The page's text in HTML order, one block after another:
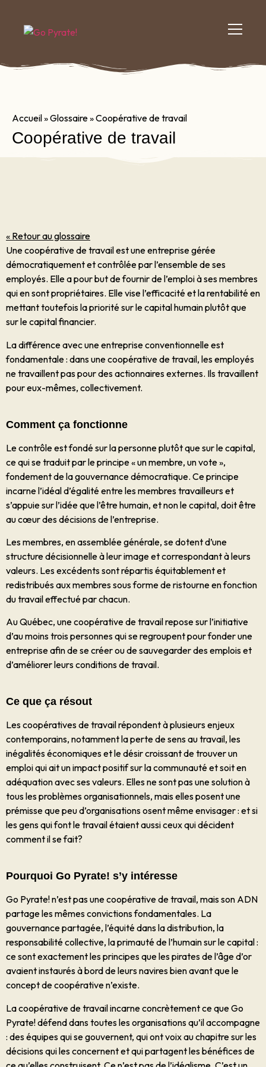
Accueil»Glossaire»Coopérative de travail
Coopérative de travail
« Retour au glossaire
Une coopérative de travail est une entreprise gérée
démocratiquement et contrôlée par l’ensemble de ses
employés. Elle a pour but de fournir de l’emploi à ses membres
qui en sont propriétaires. Elle vise l’efficacité et la rentabilité en
mettant toutefois la priorité sur le capital humain plutôt que
sur le capital financier.
La différence avec une entreprise conventionnelle est
fondamentale : dans une coopérative de travail, les employés
ne travaillent pas pour des actionnaires externes. Ils travaillent
pour eux-mêmes, collectivement.
Comment ça fonctionne
Le contrôle est fondé sur la personne plutôt que sur le capital,
ce qui se traduit par le principe « un membre, un vote »,
fondement de la gouvernance démocratique. Ce principe
incarne l’idéal d’égalité entre les membres travailleurs et
s’appuie sur l’idée que l’être humain, et non le capital, doit être
au cœur des décisions de l’entreprise.
Les membres, en assemblée générale, se dotent d’une
structure décisionnelle à leur image et correspondant à leurs
valeurs. Les excédents sont répartis équitablement et
redistribués aux membres sous forme de ristourne en fonction
du travail effectué par chacun.
Au Québec, une coopérative de travail repose sur l’initiative
d’au moins trois personnes qui se regroupent pour fonder une
entreprise afin de se créer ou de sauvegarder des emplois et
d’améliorer leurs conditions de travail.
Ce que ça résout
Les coopératives de travail répondent à plusieurs enjeux
contemporains, notamment la perte de sens au travail, les
inégalités économiques et le désir croissant de trouver un
emploi qui ait un impact positif sur la communauté et soit en
adéquation avec ses valeurs. Elles ne sont pas une solution à
tous les problèmes organisationnels, mais elles posent une
prémisse que peu d’organisations osent même envisager : et si
les gens qui font le travail étaient aussi ceux qui décident
comment il se fait?
Pourquoi Go Pyrate! s’y intéresse
Go Pyrate! n’est pas une coopérative de travail, mais son ADN
partage les mêmes convictions fondamentales. La
gouvernance partagée, l’équité dans la distribution, la
responsabilité collective, la primauté de l’humain sur le capital :
ce sont exactement les principes que les pirates de l’âge d’or
avaient instaurés à bord de leurs navires bien avant que le
concept de coopérative n’existe.
La coopérative de travail incarne concrètement ce que Go
Pyrate! défend dans toutes les organisations qu’il accompagne
: des équipes qui se gouvernent, qui ont voix au chapitre sur les
décisions qui les concernent et qui partagent les bénéfices de